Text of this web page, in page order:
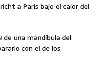
a París bajo el calor del
una mandíbula del
con el de los